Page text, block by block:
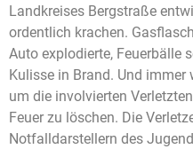
Landkreises Bergstraße
ordentlich krachen.
Auto explodierte, Feuerbälle
Kulisse in Brand. Und
um die involvierten
Feuer zu löschen. Die
Notfalldarstellern des